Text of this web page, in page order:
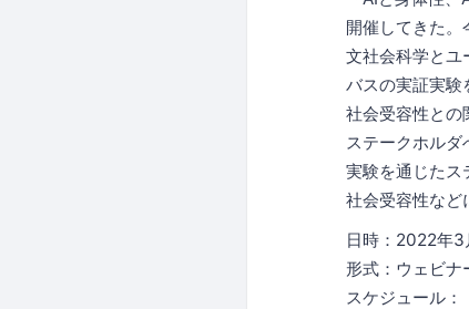
開催してきた。
文社会科学とユ
バスの実証実験
社会受容性との
ステークホル
実験を通じたス
社会受容性など
日時：2022年3
形式：ウェビナ
スケジュール：